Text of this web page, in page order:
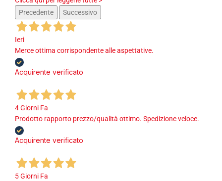
Precedente
Successivo
Ieri
Merce ottima corrispondente alle aspettative.
Acquirente verificato
4 Giorni Fa
Prodotto rapporto prezzo/qualità ottimo. Spedizione veloce.
Acquirente verificato
5 Giorni Fa